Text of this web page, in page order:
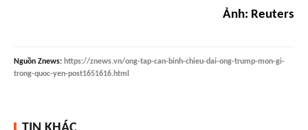
Ảnh: Reuters
Nguồn Znews: https://znews.vn/ong-tap-can-binh-chieu-dai-ong-trump-mon-gi-
trong-quoc-yen-post1651616.html